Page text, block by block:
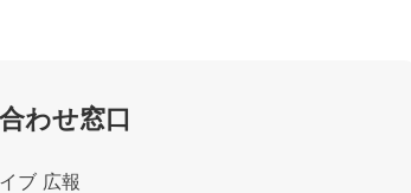
わせ窓口
ブ 広報